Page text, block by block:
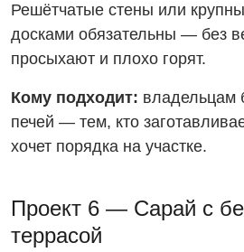
Решётчатые стены или
досками обязательны — без
просыхают и плохо горят.
Кому подходит: владельцам
печей — тем, кто
хочет порядка на участке.
Проект 6 — Сарай с
террасой